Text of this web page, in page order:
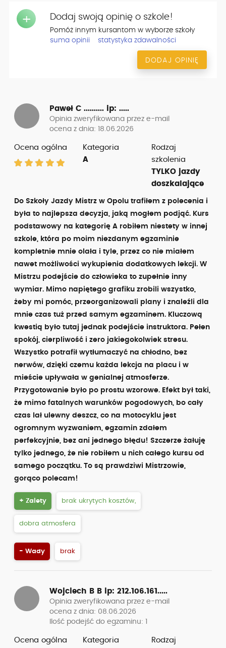
+ Dodaj swoją opinię o szkole!
Pomóż innym kursantom w wyborze szkoły
suma opinii
statystyka zdawalności
DODAJ OPINIĘ
Paweł C .......... ip: .....
Opinia zweryfikowana przez e-mail
ocena z dnia: 18.06.2026
Ocena ogólna
Kategoria
A
Rodzaj
szkolenia
TYLKO jazdy
doszkalające
​Do Szkoły Jazdy Mistrz w Opolu trafiłem z polecenia i
była to najlepsza decyzja, jaką mogłem podjąć. Kurs
podstawowy na kategorię A robiłem niestety w innej
szkole, która po moim niezdanym egzaminie
kompletnie mnie olała i tyle, przez co nie miałem
nawet możliwości wykupienia dodatkowych lekcji. W
Mistrzu podejście do człowieka to zupełnie inny
wymiar. Mimo napiętego grafiku zrobili wszystko,
żeby mi pomóc, przeorganizowali plany i znaleźli dla
mnie czas tuż przed samym egzaminem. Kluczową
kwestią było tutaj jednak podejście instruktora. Pełen
spokój, cierpliwość i zero jakiegokolwiek stresu.
Wszystko potrafił wytłumaczyć na chłodno, bez
nerwów, dzięki czemu każda lekcja na placu i w
mieście upływała w genialnej atmosferze.
Przygotowanie było po prostu wzorowe. Efekt był taki,
że mimo fatalnych warunków pogodowych, bo cały
czas lał ulewny deszcz, co na motocyklu jest
ogromnym wyzwaniem, egzamin zdałem
perfekcyjnie, bez ani jednego błędu! Szczerze żałuję
tylko jednego, że nie robiłem u nich całego kursu od
samego początku. To są prawdziwi Mistrzowie,
gorąco polecam!
+ Zalety brak ukrytych kosztów,
dobra atmosfera
- Wady brak
Wojciech B B ip: 212.106.161.....
Opinia zweryfikowana przez e-mail
ocena z dnia: 08.06.2026
Ilość podejść do egzaminu: 1
Ocena ogólna Kategoria Rodzaj